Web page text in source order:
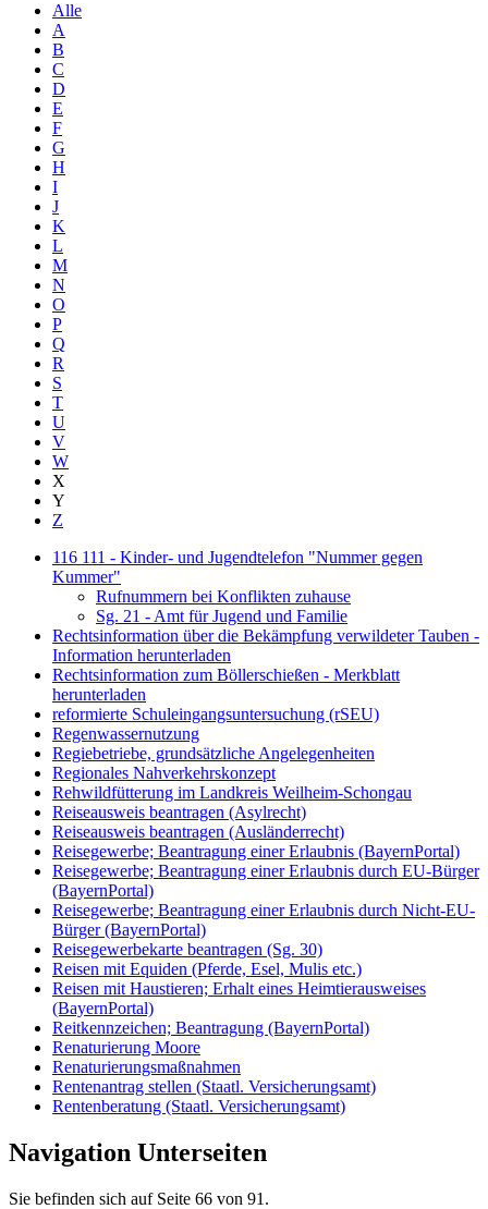
Alle
A
B
C
D
E
F
G
H
I
J
K
L
M
N
O
P
Q
R
S
T
U
V
W
X
Y
Z
116 111 - Kinder- und Jugendtelefon "Nummer gegen
Kummer"
Rufnummern bei Konflikten zuhause
Sg. 21 - Amt für Jugend und Familie
Rechtsinformation über die Bekämpfung verwildeter Tauben -
Information herunterladen
Rechtsinformation zum Böllerschießen - Merkblatt
herunterladen
reformierte Schuleingangsuntersuchung (rSEU)
Regenwassernutzung
Regiebetriebe, grundsätzliche Angelegenheiten
Regionales Nahverkehrskonzept
Rehwildfütterung im Landkreis Weilheim-Schongau
Reiseausweis beantragen (Asylrecht)
Reiseausweis beantragen (Ausländerrecht)
Reisegewerbe; Beantragung einer Erlaubnis (BayernPortal)
Reisegewerbe; Beantragung einer Erlaubnis durch EU-Bürger
(BayernPortal)
Reisegewerbe; Beantragung einer Erlaubnis durch Nicht-EU-
Bürger (BayernPortal)
Reisegewerbekarte beantragen (Sg. 30)
Reisen mit Equiden (Pferde, Esel, Mulis etc.)
Reisen mit Haustieren; Erhalt eines Heimtierausweises
(BayernPortal)
Reitkennzeichen; Beantragung (BayernPortal)
Renaturierung Moore
Renaturierungsmaßnahmen
Rentenantrag stellen (Staatl. Versicherungsamt)
Rentenberatung (Staatl. Versicherungsamt)
Navigation Unterseiten
Sie befinden sich auf Seite 66 von 91.